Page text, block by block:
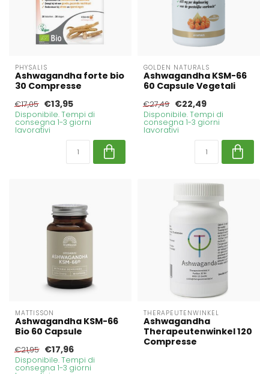
PHYSALIS
Ashwagandha forte bio
30 Compresse
€17,05 €13,95
Disponibile. Tempi di
consegna 1-3 giorni
lavorativi
GOLDEN NATURALS
Ashwagandha KSM-66
60 Capsule Vegetali
€27,49 €22,49
Disponibile. Tempi di
consegna 1-3 giorni
lavorativi
MATTISSON
Ashwagandha KSM-66
Bio 60 Capsule
€21,95 €17,96
Disponibile. Tempi di
consegna 1-3 giorni
THERAPEUTENWINKEL
Ashwagandha
Therapeutenwinkel 120
Compresse